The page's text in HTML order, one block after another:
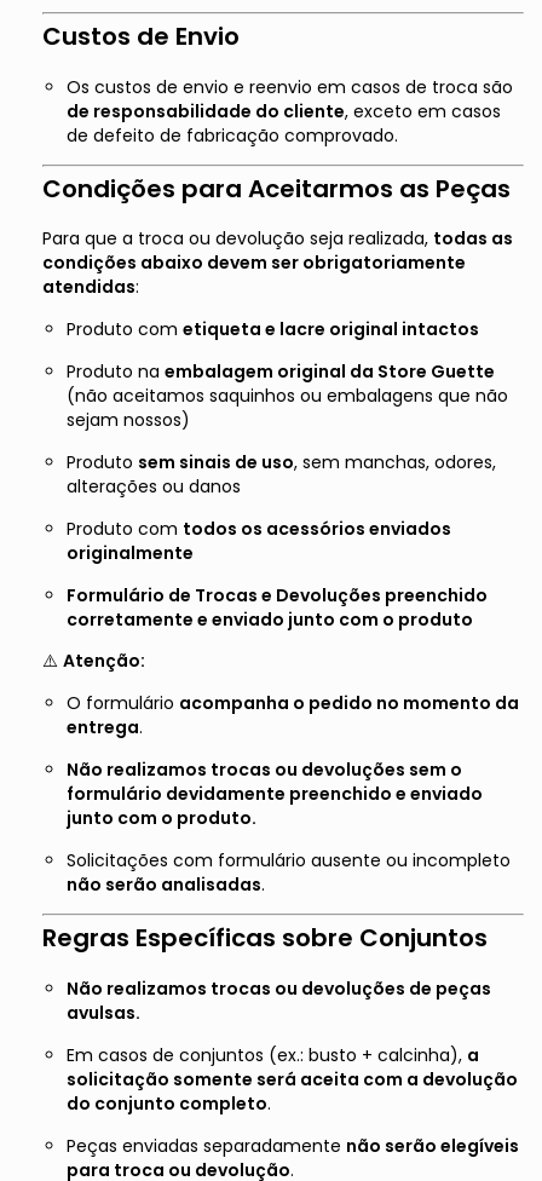
Custos de Envio
Os custos de envio e reenvio em casos de troca são
de responsabilidade do cliente, exceto em casos
de defeito de fabricação comprovado.
Condições para Aceitarmos as Peças
Para que a troca ou devolução seja realizada, todas as
condições abaixo devem ser obrigatoriamente
atendidas:
Produto com etiqueta e lacre original intactos
Produto na embalagem original da Store Guette
(não aceitamos saquinhos ou embalagens que não
sejam nossos)
Produto sem sinais de uso, sem manchas, odores,
alterações ou danos
Produto com todos os acessórios enviados
originalmente
Formulário de Trocas e Devoluções preenchido
corretamente e enviado junto com o produto
⚠️ Atenção:
O formulário acompanha o pedido no momento da
entrega.
Não realizamos trocas ou devoluções sem o
formulário devidamente preenchido e enviado
junto com o produto.
Solicitações com formulário ausente ou incompleto
não serão analisadas.
Regras Específicas sobre Conjuntos
Não realizamos trocas ou devoluções de peças
avulsas.
Em casos de conjuntos (ex.: busto + calcinha), a
solicitação somente será aceita com a devolução
do conjunto completo.
Peças enviadas separadamente não serão elegíveis
para troca ou devolução.